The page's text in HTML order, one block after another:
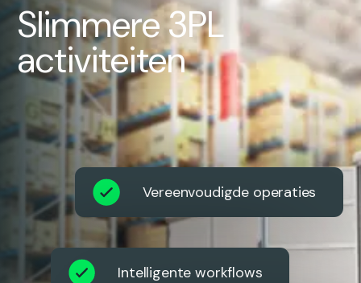
Slimmere 3PL
activiteiten
Vereenvoudigde operaties
Intelligente workflows